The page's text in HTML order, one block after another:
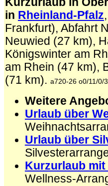
in Rheinland-Pfalz
Frankfurt), Abfahrt
Neuwied (27 km),
Königswinter am
am Rhein (47 km),
(71 km). a720-26 o0/11/0/
Weitere
Urlaub über
Urlaub über
Kurzurlaub
Wellness-